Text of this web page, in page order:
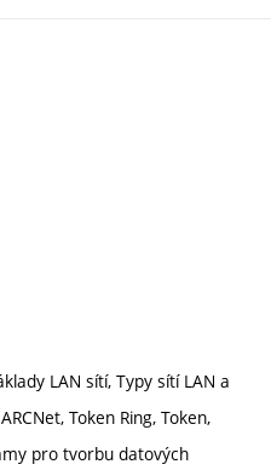
LAN sítí, Typy sítí LAN a
Token Ring, Token,
pro tvorbu datových